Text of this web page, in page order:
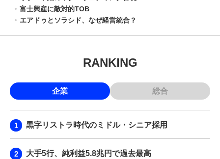
富士興産に敵対的TOB
エアドゥとソラシド、なぜ経営統合？
RANKING
企業 総合
黒字リストラ時代のミドル・シニア採用
大手5行、純利益5.8兆円で過去最高